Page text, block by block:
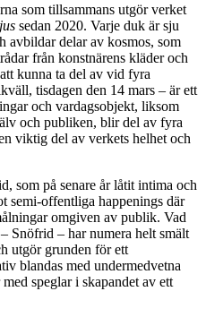
som tillsammans utgör verket
sedan 2020. Varje duk är sju
avbildar delar av kosmos, som
från konstnärens kläder och
kunna ta del av vid fyra
tisdagen den 14 mars – är ett
och vardagsobjekt, liksom
och publiken, blir del av fyra
viktig del av verkets helhet och
som på senare år låtit intima och
semi-offentliga happenings där
omgiven av publik. Vad
Snöfrid – har numera helt smält
utgör grunden för ett
blandas med undermedvetna
speglar i skapandet av ett